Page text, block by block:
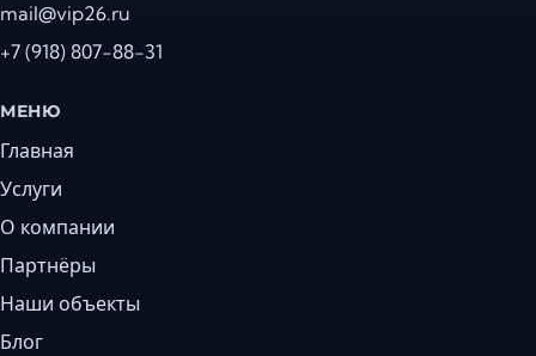
mail@vip26.ru
+7 (918) 807-88-31
МЕНЮ
Главная
Услуги
О компании
Партнёры
Наши объекты
Блог